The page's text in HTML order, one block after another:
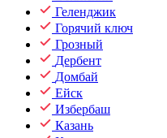
Геленджик
Горячий ключ
Грозный
Дербент
Домбай
Ейск
Избербаш
Казань